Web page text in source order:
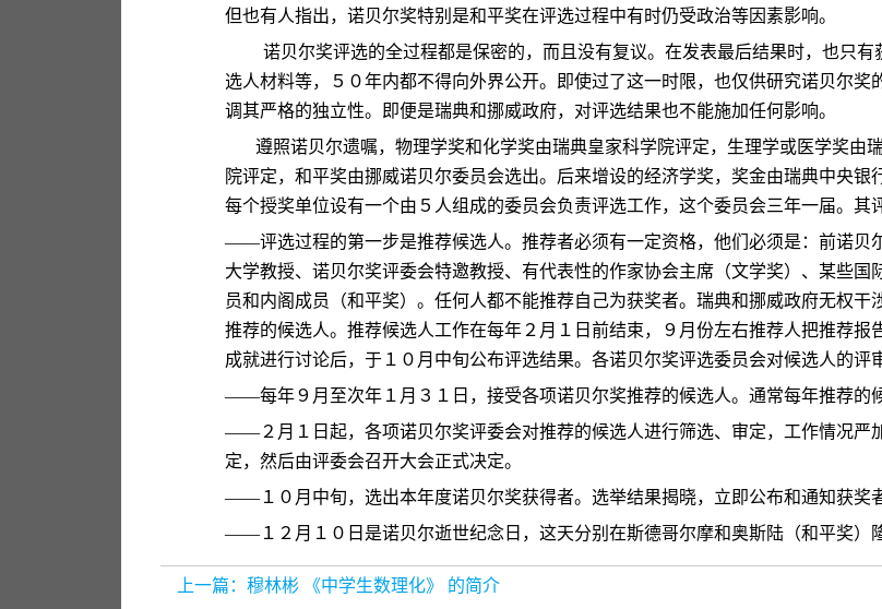
但也有人指出，诺贝尔奖特别是和平奖在评选过程中有时仍受政治等因素影响。
诺贝尔奖评选的全过程都是保密的，而且没有复议。在发表最后结果时，也只
选人材料等，５０年内都不得向外界公开。即使过了这一时限，也仅供研究诺贝尔
调其严格的独立性。即便是瑞典和挪威政府，对评选结果也不能施加任何影响。
遵照诺贝尔遗嘱，物理学奖和化学奖由瑞典皇家科学院评定，生理学或医学奖由
院评定，和平奖由挪威诺贝尔委员会选出。后来增设的经济学奖，奖金由瑞典中央
每个授奖单位设有一个由５人组成的委员会负责评选工作，这个委员会三年一届。其
——评选过程的第一步是推荐候选人。推荐者必须有一定资格，他们必须是：前诺
大学教授、诺贝尔奖评委会特邀教授、有代表性的作家协会主席（文学奖）、某些
员和内阁成员（和平奖）。任何人都不能推荐自己为获奖者。瑞典和挪威政府无权
推荐的候选人。推荐候选人工作在每年２月１日前结束，９月份左右推荐人把推荐
成就进行讨论后，于１０月中旬公布评选结果。各诺贝尔奖评选委员会对候选人的评
——每年９月至次年１月３１日，接受各项诺贝尔奖推荐的候选人。通常每年推荐的
—— ２月１日起，各项诺贝尔奖评委会对推荐的候选人进行筛选、审定，工作情况
定，然后由评委会召开大会正式决定。
—— １０月中旬，选出本年度诺贝尔奖获得者。选举结果揭晓，立即公布和通知获奖
—— １２月１０日是诺贝尔逝世纪念日，这天分别在斯德哥尔摩和奥斯陆（和平奖）
上一篇： 穆林彬 《中学生数理化》 的简介